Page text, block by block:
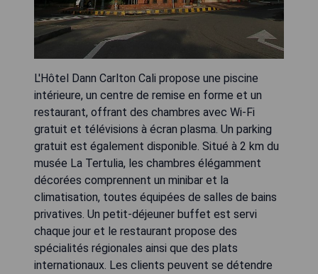
L'Hôtel Dann Carlton Cali propose une piscine
intérieure, un centre de remise en forme et un
restaurant, offrant des chambres avec Wi-Fi
gratuit et télévisions à écran plasma. Un parking
gratuit est également disponible. Situé à 2 km du
musée La Tertulia, les chambres élégamment
décorées comprennent un minibar et la
climatisation, toutes équipées de salles de bains
privatives. Un petit-déjeuner buffet est servi
chaque jour et le restaurant propose des
spécialités régionales ainsi que des plats
internationaux. Les clients peuvent se détendre